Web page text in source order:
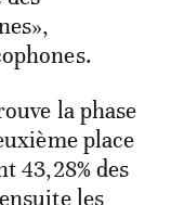
la phase
place
43,28% des
les